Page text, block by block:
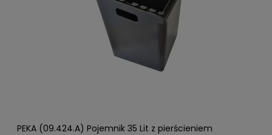
PEKA (09.424.A) Pojemnik 35 Lit z pierścieniem